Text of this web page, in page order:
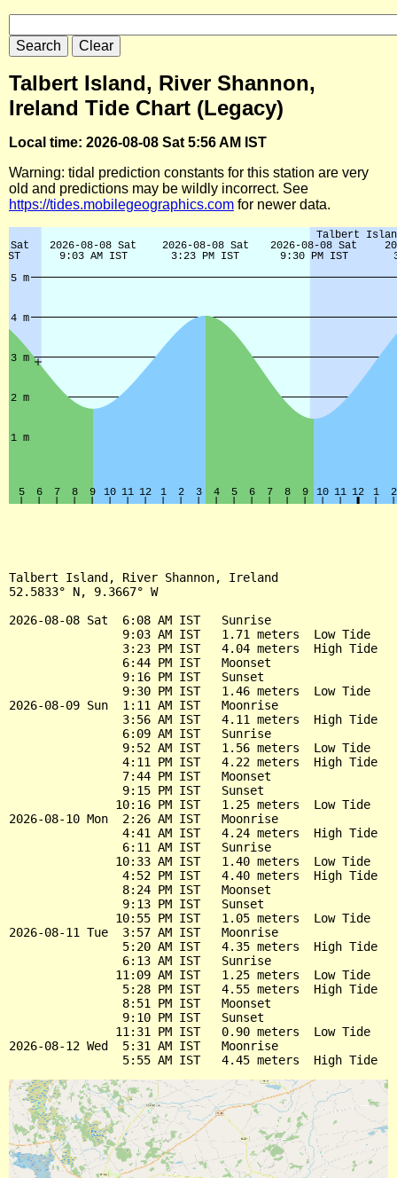
Talbert Island, River Shannon,
Ireland Tide Chart (Legacy)
Local time: 2026-08-08 Sat 5:56 AM IST
Warning: tidal prediction constants for this station are very
old and predictions may be wildly incorrect. See
https://tides.mobilegeographics.com for newer data.
Talbert Island, River Shannon, Ireland
52.5833° N, 9.3667° W
2026-08-08 Sat  6:08 AM IST   Sunrise
                9:03 AM IST   1.71 meters  Low Tide
                3:23 PM IST   4.04 meters  High Tide
                6:44 PM IST   Moonset
                9:16 PM IST   Sunset
                9:30 PM IST   1.46 meters  Low Tide
2026-08-09 Sun  1:11 AM IST   Moonrise
                3:56 AM IST   4.11 meters  High Tide
                6:09 AM IST   Sunrise
                9:52 AM IST   1.56 meters  Low Tide
                4:11 PM IST   4.22 meters  High Tide
                7:44 PM IST   Moonset
                9:15 PM IST   Sunset
               10:16 PM IST   1.25 meters  Low Tide
2026-08-10 Mon  2:26 AM IST   Moonrise
                4:41 AM IST   4.24 meters  High Tide
                6:11 AM IST   Sunrise
               10:33 AM IST   1.40 meters  Low Tide
                4:52 PM IST   4.40 meters  High Tide
                8:24 PM IST   Moonset
                9:13 PM IST   Sunset
               10:55 PM IST   1.05 meters  Low Tide
2026-08-11 Tue  3:57 AM IST   Moonrise
                5:20 AM IST   4.35 meters  High Tide
                6:13 AM IST   Sunrise
               11:09 AM IST   1.25 meters  Low Tide
                5:28 PM IST   4.55 meters  High Tide
                8:51 PM IST   Moonset
                9:10 PM IST   Sunset
               11:31 PM IST   0.90 meters  Low Tide
2026-08-12 Wed  5:31 AM IST   Moonrise